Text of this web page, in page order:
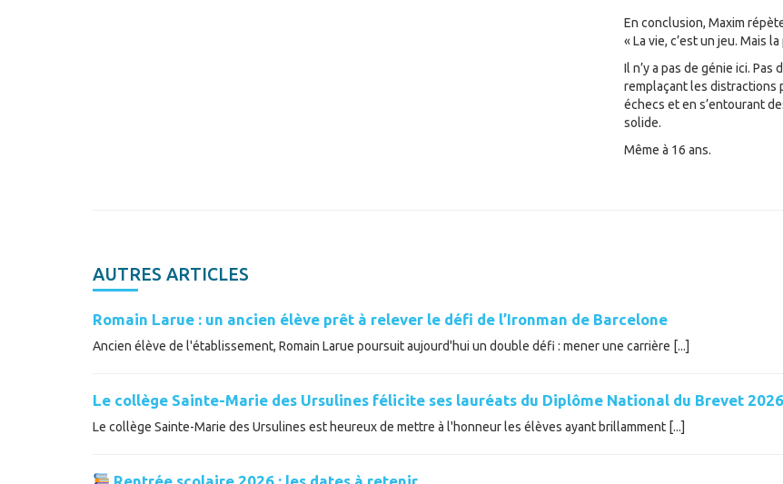
En conclusion, Maxim
« La vie, c’est un jeu. Mais
Il n’y a pas de génie ici.
remplaçant les distractions
échecs et en s’entourant
solide.
Même à 16 ans.
AUTRES ARTICLES
Romain Larue : un ancien élève prêt à relever le défi de l’Ironman de Barcelone
Ancien élève de l'établissement, Romain Larue poursuit aujourd'hui un double défi : mener une carrière [...]
Le collège Sainte-Marie des Ursulines félicite ses lauréats du Diplôme National du Brevet 2026
Le collège Sainte-Marie des Ursulines est heureux de mettre à l'honneur les élèves ayant brillamment [...]